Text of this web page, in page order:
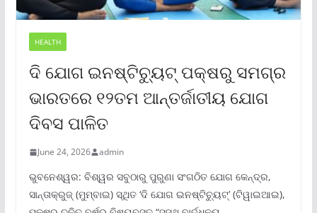
HEALTH
ଦି ଯୋଗ ଇନଷ୍ଟିଚ୍ୟୁଟ୍ ପକ୍ଷରୁ ସମଗ୍ର
ଭାରତରେ ୧୨ତମ ଆନ୍ତର୍ଜାତୀୟ ଯୋଗ
ଦିବସ ପାଳିତ
June 24, 2026 admin
ଭୁବନେଶ୍ୱର: ବିଶ୍ୱର ସବୁଠାରୁ ପୁରୁଣା ସଂଗଠିତ ଯୋଗ କେନ୍ଦ୍ର,
ସାନ୍ତାକ୍ରୁଜ୍ (ମୁମ୍ବାଇ) ସ୍ଥିତ ‘ଦି ଯୋଗ ଇନଷ୍ଟିଚ୍ୟୁଟ୍‌’ (ଟିୱାଇଆଇ),